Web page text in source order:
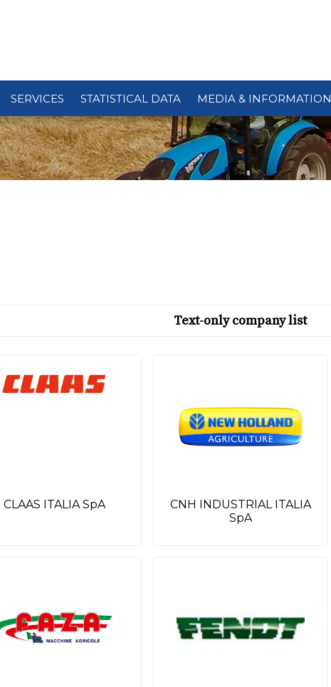
SERVICES STATISTICAL DATA MEDIA & INFORMATION
Text-only company list
CLAAS ITALIA SpA
CNH INDUSTRIAL ITALIA
SpA